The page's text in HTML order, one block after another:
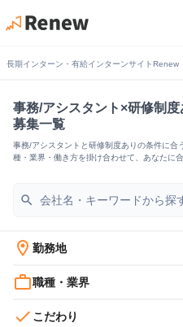
長期インターン・有給インターンサイトRenew
事務/アシスタント×研修制
募集一覧
事務/アシスタントと研修制度ありの条件に
種・業界・働き方を掛け合わせて、あなたに
search
location_on 勤務地
work_outline職種・業界
check こだわり